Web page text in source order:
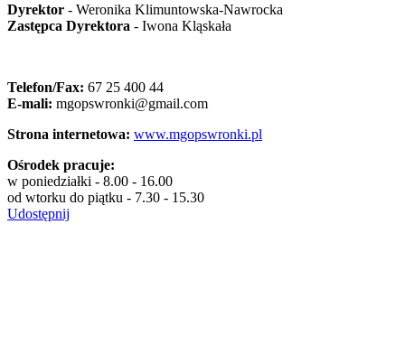
Dyrektor - Weronika Klimuntowska-Nawrocka
Zastępca Dyrektora - Iwona Kląskała
Telefon/Fax: 67 25 400 44
E-mali: mgopswronki@gmail.com
Strona internetowa: www.mgopswronki.pl
Ośrodek pracuje:
w poniedziałki - 8.00 - 16.00
od wtorku do piątku - 7.30 - 15.30
Udostępnij